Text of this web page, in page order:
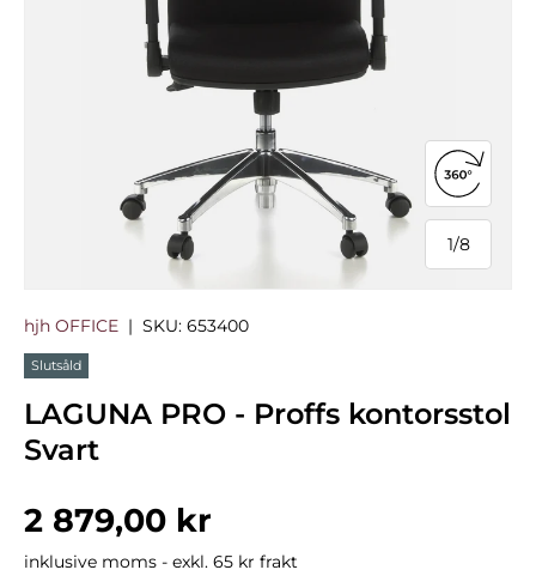
1/
från
8
Öppna
hjh OFFICE | SKU: 653400
Slutsåld
LAGUNA PRO - Proffs kontorsstol
Svart
Normalpris
2 879,00 kr
inklusive moms - exkl. 65 kr frakt